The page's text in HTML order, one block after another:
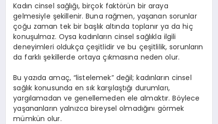
Kadın cinsel sağlığı, birçok faktörün bir araya
gelmesiyle şekillenir. Buna rağmen, yaşanan sorunlar
çoğu zaman tek bir başlık altında toplanır ya da hiç
konuşulmaz. Oysa kadınların cinsel sağlıkla ilgili
deneyimleri oldukça çeşitlidir ve bu çeşitlilik, sorunların
da farklı şekillerde ortaya çıkmasına neden olur.
Bu yazıda amaç, “listelemek” değil; kadınların cinsel
sağlık konusunda en sık karşılaştığı durumları,
yargılamadan ve genellemeden ele almaktır. Böylece
yaşananların yalnızca bireysel olmadığını görmek
mümkün olur.